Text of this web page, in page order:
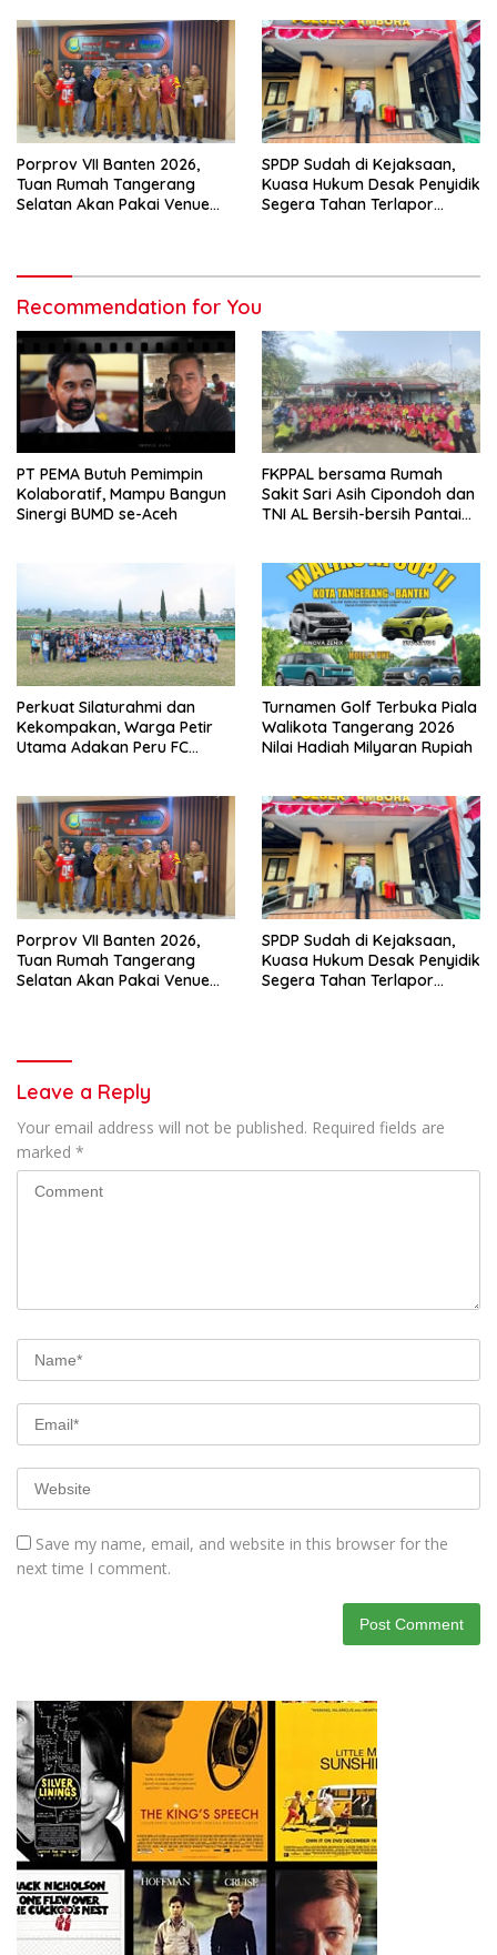
Porprov VII Banten 2026,
Tuan Rumah Tangerang
Selatan Akan Pakai Venue
SPDP Sudah di Kejaksaan,
Kuasa Hukum Desak Penyidik
Segera Tahan Terlapor
Recommendation for You
PT PEMA Butuh Pemimpin
Kolaboratif, Mampu Bangun
Sinergi BUMD se-Aceh
FKPPAL bersama Rumah
Sakit Sari Asih Cipondoh dan
TNI AL Bersih-bersih Pantai
Perkuat Silaturahmi dan
Kekompakan, Warga Petir
Utama Adakan Peru FC
Turnamen Golf Terbuka Piala
Walikota Tangerang 2026
Nilai Hadiah Milyaran Rupiah
Porprov VII Banten 2026,
Tuan Rumah Tangerang
Selatan Akan Pakai Venue
SPDP Sudah di Kejaksaan,
Kuasa Hukum Desak Penyidik
Segera Tahan Terlapor
Leave a Reply
Your email address will not be published. Required fields are
marked *
Save my name, email, and website in this browser for the
next time I comment.